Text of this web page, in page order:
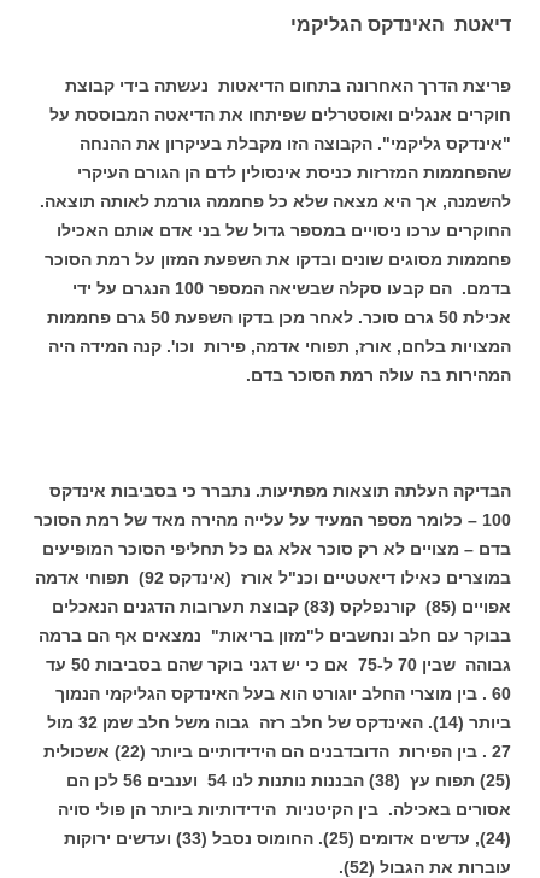
דיאטת האינדקס הגליקמי
פריצת הדרך האחרונה בתחום הדיאטות נעשתה בידי קבוצת
חוקרים אנגלים ואוסטרלים שפיתחו את הדיאטה המבוססת על
"אינדקס גליקמי". הקבוצה הזו מקבלת בעיקרון את ההנחה
שהפחממות המזרזות כניסת אינסולין לדם הן הגורם העיקרי
להשמנה, אך היא מצאה שלא כל פחממה גורמת לאותה תוצאה.
החוקרים ערכו ניסויים במספר גדול של בני אדם אותם האכילו
פחממות מסוגים שונים ובדקו את השפעת המזון על רמת הסוכר
בדמם. הם קבעו סקלה שבשיאה המספר 100 הנגרם על ידי
אכילת 50 גרם סוכר. לאחר מכן בדקו השפעת 50 גרם פחממות
המצויות בלחם, אורז, תפוחי אדמה, פירות וכו'. קנה המידה היה
המהירות בה עולה רמת הסוכר בדם.
הבדיקה העלתה תוצאות מפתיעות. נתברר כי בסביבות אינדקס
100 – כלומר מספר המעיד על עלייה מהירה מאד של רמת הסוכר
בדם – מצויים לא רק סוכר אלא גם כל תחליפי הסוכר המופיעים
במוצרים כאילו דיאטטיים וכנ"ל אורז (אינדקס 92) תפוחי אדמה
אפויים (85) קורנפלקס (83) קבוצת תערובות הדגנים הנאכלים
בבוקר עם חלב ונחשבים ל"מזון בריאות" נמצאים אף הם ברמה
גבוהה שבין 70 ל-75 אם כי יש דגני בוקר שהם בסביבות 50 עד
60 . בין מוצרי החלב יוגורט הוא בעל האינדקס הגליקמי הנמוך
ביותר (14). האינדקס של חלב רזה גבוה משל חלב שמן 32 מול
27 . בין הפירות הדובדבנים הם הידידותיים ביותר (22) אשכולית
(25) תפוח עץ (38) הבננות נותנות לנו 54 וענבים 56 לכן הם
אסורים באכילה. בין הקיטניות הידידותיות ביותר הן פולי סויה
(24), עדשים אדומים (25). החומוס נסבל (33) ועדשים ירוקות
עוברות את הגבול (52).